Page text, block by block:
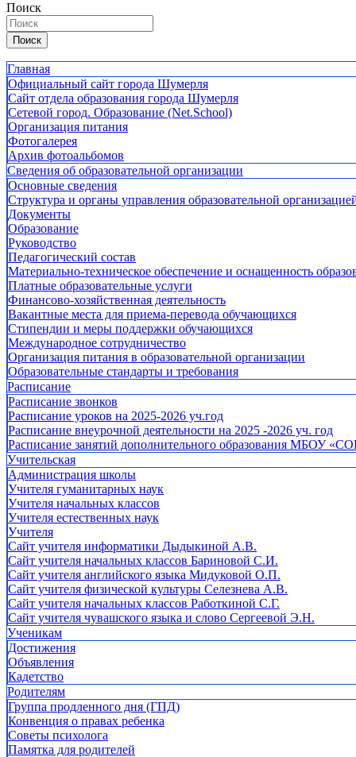
Поиск
Поиск
Главная
Официальный сайт города Шумерля
Сайт отдела образования города Шумерля
Сетевой город. Образование (Net.School)
Организация питания
Фотогалерея
Архив фотоальбомов
Сведения об образовательной организации
Основные сведения
Структура и органы управления образовательной
Документы
Образование
Руководство
Педагогический состав
Материально-техническое обеспечение и оснащенность
Платные образовательные услуги
Финансово-хозяйственная деятельность
Вакантные места для приема-перевода обучающихся
Стипендии и меры поддержки обучающихся
Международное сотрудничество
Организация питания в образовательной организации
Образовательные стандарты и требования
Расписание
Расписание звонков
Расписание уроков на 2025-2026 уч.год
Расписание внеурочной деятельности на 2025 -2026 уч. год
Расписание занятий дополнительного образования МБОУ
Учительская
Администрация школы
Учителя гуманитарных наук
Учителя начальных классов
Учителя естественных наук
Учителя
Cайт учителя информатики Дыдыкиной А.В.
Сайт учителя начальных классов Бариновой С.И.
Сайт учителя английского языка Мидуковой О.П.
Сайт учителя физической культуры Селезнева А.В.
Сайт учителя начальных классов Работкиной С.Г.
Сайт учителя чувашского языка и слово Сергеевой Э.Н.
Ученикам
Достижения
Объявления
Кадетство
Родителям
Группа продленного дня (ГПД)
Конвенция о правах ребенка
Советы психолога
Памятка для родителей